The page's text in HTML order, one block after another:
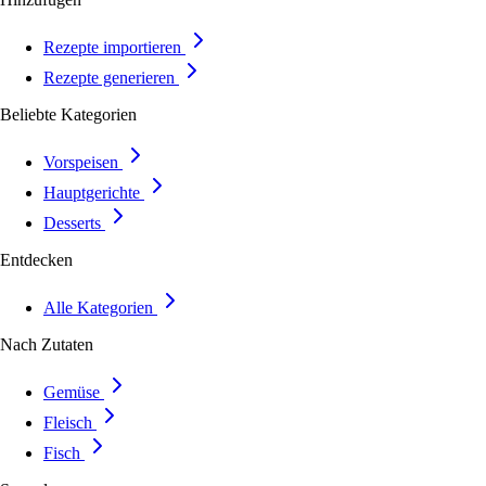
Rezepte importieren
Rezepte generieren
Beliebte Kategorien
Vorspeisen
Hauptgerichte
Desserts
Entdecken
Alle Kategorien
Nach Zutaten
Gemüse
Fleisch
Fisch